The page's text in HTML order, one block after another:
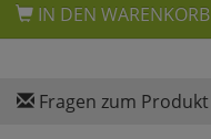
IN DEN WARENKORB
Fragen zum Produkt